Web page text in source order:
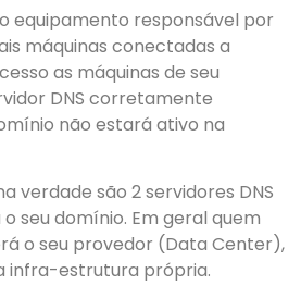
equipamento responsável por
máquinas conectadas a
as máquinas de seu
DNS corretamente
não estará ativo na
verdade são 2 servidores DNS
seu domínio. Em geral quem
o seu provedor (Data Center),
infra-estrutura própria.